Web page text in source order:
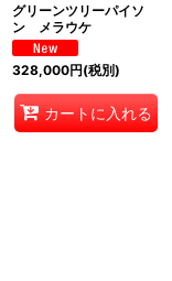
グリーンツリーパイソ
ン メラウケ
328,000円(税別)
カートに入れる